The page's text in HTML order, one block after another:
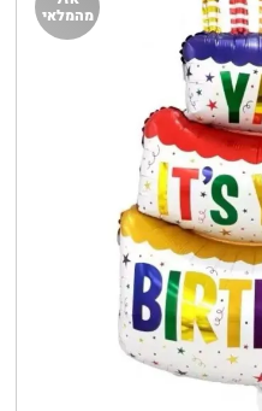
מהמלאי